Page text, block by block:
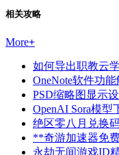
相关攻略
More+
如何导出职教云
OneNote软件功
PSD缩略图显示
OpenAI Sora模型
绝区零八月兑换
**奇游加速器免
永劫无间游戏ID